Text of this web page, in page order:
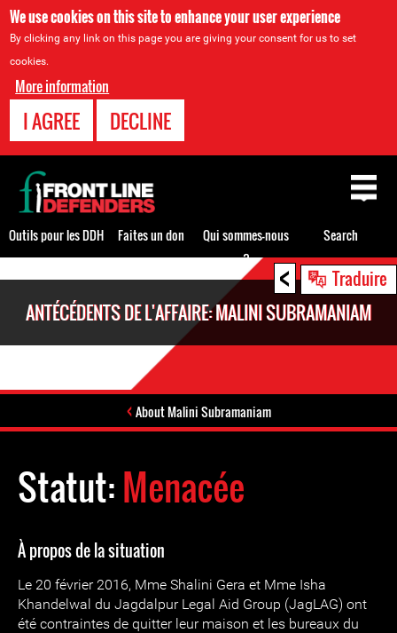
We use cookies on this site to enhance your user experience
By clicking any link on this page you are giving your consent for us to set
cookies.
More information
I AGREE DECLINE
< Traduire
ANTÉCÉDENTS DE L'AFFAIRE: MALINI SUBRAMANIAM
About Malini Subramaniam
Statut:Menacée
À propos de la situation
Le 20 février 2016, Mme Shalini Gera et Mme Isha
Khandelwal du Jagdalpur Legal Aid Group (JagLAG) ont
été contraintes de quitter leur maison et les bureaux du
Back
to
top
Outils pour les DDH Faites un don
Qui sommes-nous
?
Search